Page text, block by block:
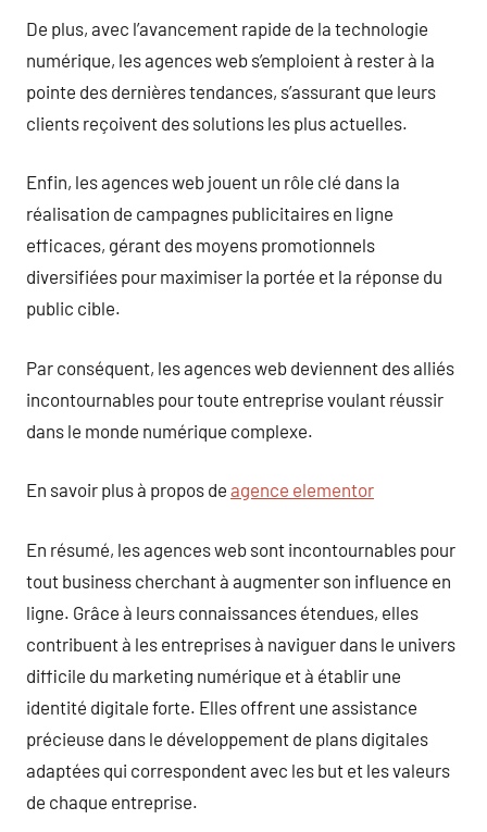
De plus, avec l’avancement rapide de la technologie
numérique, les agences web s’emploient à rester à la
pointe des dernières tendances, s’assurant que leurs
clients reçoivent des solutions les plus actuelles.
Enfin, les agences web jouent un rôle clé dans la
réalisation de campagnes publicitaires en ligne
efficaces, gérant des moyens promotionnels
diversifiées pour maximiser la portée et la réponse du
public cible.
Par conséquent, les agences web deviennent des alliés
incontournables pour toute entreprise voulant réussir
dans le monde numérique complexe.
En savoir plus à propos de agence elementor
En résumé, les agences web sont incontournables pour
tout business cherchant à augmenter son influence en
ligne. Grâce à leurs connaissances étendues, elles
contribuent à les entreprises à naviguer dans le univers
difficile du marketing numérique et à établir une
identité digitale forte. Elles offrent une assistance
précieuse dans le développement de plans digitales
adaptées qui correspondent avec les but et les valeurs
de chaque entreprise.